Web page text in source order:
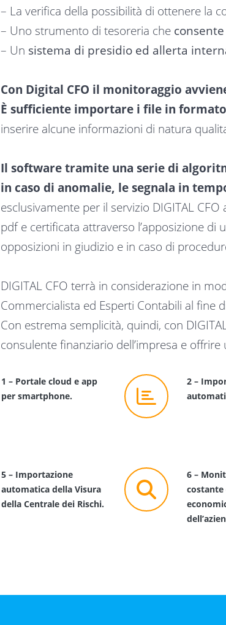
– La verifica della possibilità di ottenere la
– Uno strumento di tesoreria che
– Un sistema di presidio ed allerta
Con Digital CFO il monitoraggio
È sufficiente importare i file in formato
inserire alcune informazioni di natura
Il software tramite una serie di
in caso di anomalie, le segnala in
esclusivamente per il servizio DIGITAL
pdf e certificata attraverso l’apposizione
opposizioni in giudizio e in caso di
DIGITAL CFO terrà in considerazione in
Commercialista ed Esperti Contabili al fine
Con estrema semplicità, quindi, con
consulente finanziario dell’impresa e
1 – Portale cloud e app
per smartphone.
2 –
5 – Importazione
automatica della Visura
della Centrale dei Rischi.
6 –